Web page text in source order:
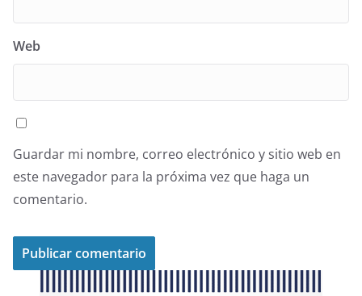
Web
Guardar mi nombre, correo electrónico y sitio web en
este navegador para la próxima vez que haga un
comentario.